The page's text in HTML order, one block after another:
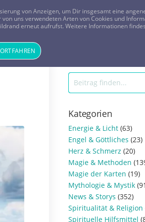
FRAGEN? KOSTENLOS ANRUFEN:
Magazin ANMELDEN
Kategorien
Energie & Licht (63)
Engel & Göttliches (23)
Herz & Schmerz (20)
Magie & Methoden
Magie der Karten (19)
Mythologie & Mystik
News & Storys (352)
Spiritualität & Religion
Spirituelle Hilfsmittel
von Anzeigen, um Dir insgesamt eine
uns verwendeten Arten von Cookies und
erneut aufrufst. Weitere Informationen